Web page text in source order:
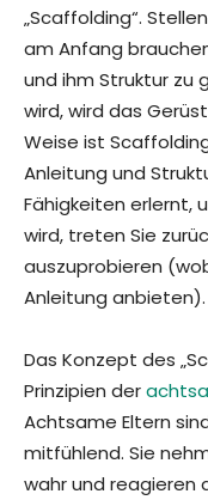
„Scaffolding“.
am Anfang
und ihm Struktur zu
wird, wird das
Weise ist
Anleitung und
Fähigkeiten erlernt,
wird, treten Sie
auszuprobieren
Anleitung anbieten).
Das Konzept des
Prinzipien der
Achtsame Eltern
mitfühlend. Sie
wahr und reagieren